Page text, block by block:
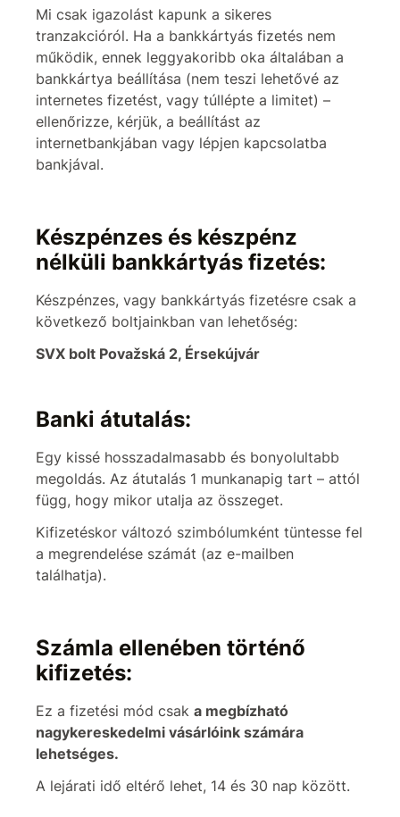
Mi csak igazolást kapunk a sikeres
tranzakcióról. Ha a bankkártyás fizetés nem
működik, ennek leggyakoribb oka általában a
bankkártya beállítása (nem teszi lehetővé az
internetes fizetést, vagy túllépte a limitet) –
ellenőrizze, kérjük, a beállítást az
internetbankjában vagy lépjen kapcsolatba
bankjával.
Készpénzes és készpénz
nélküli bankkártyás fizetés:
Készpénzes, vagy bankkártyás fizetésre csak a
következő boltjainkban van lehetőség:
SVX bolt Považská 2, Érsekújvár
Banki átutalás:
Egy kissé hosszadalmasabb és bonyolultabb
megoldás. Az átutalás 1 munkanapig tart – attól
függ, hogy mikor utalja az összeget.
Kifizetéskor változó szimbólumként tüntesse fel
a megrendelése számát (az e-mailben
találhatja).
Számla ellenében történő
kifizetés:
Ez a fizetési mód csak a megbízható
nagykereskedelmi vásárlóink számára
lehetséges.
A lejárati idő eltérő lehet, 14 és 30 nap között.